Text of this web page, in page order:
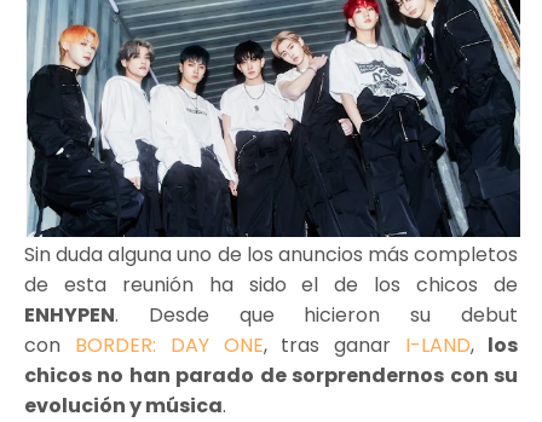
Sin duda alguna uno de los anuncios más completos
de esta reunión ha sido el de los chicos de
ENHYPEN. Desde que hicieron su debut
con BORDER: DAY ONE, tras ganar I-LAND, los
chicos no han parado de sorprendernos con su
evolución y música.